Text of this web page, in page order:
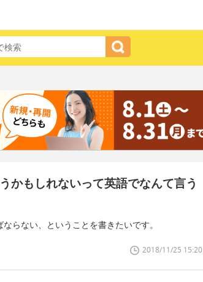
かもしれないって英語でなんて言う
らない、ということを書きたいです。
2018/11/25 15:20